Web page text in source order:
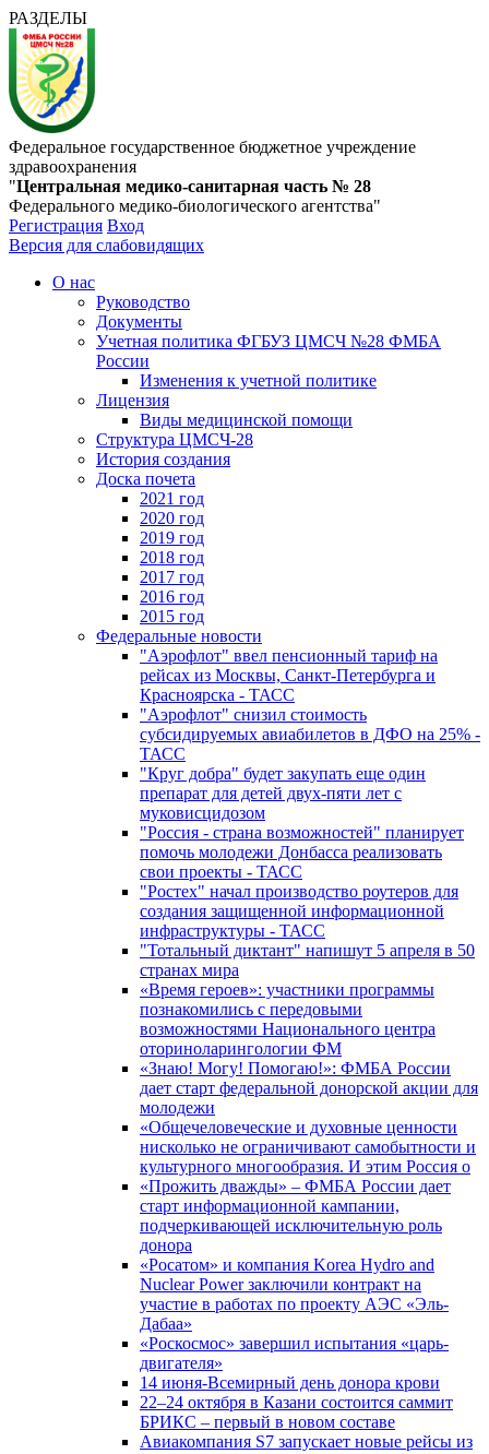
РАЗДЕЛЫ
Федеральное государственное бюджетное учреждение
здравоохранения
"Центральная медико-санитарная часть № 28
Федерального медико-биологического агентства"
Регистрация Вход
Версия для слабовидящих
О нас
Руководство
Документы
Учетная политика ФГБУЗ ЦМСЧ №28 ФМБА
России
Изменения к учетной политике
Лицензия
Виды медицинской помощи
Структура ЦМСЧ-28
История создания
Доска почета
2021 год
2020 год
2019 год
2018 год
2017 год
2016 год
2015 год
Федеральные новости
"Аэрофлот" ввел пенсионный тариф на
рейсах из Москвы, Санкт-Петербурга и
Красноярска - ТАСС
"Аэрофлот" снизил стоимость
субсидируемых авиабилетов в ДФО на 25% -
ТАСС
"Круг добра" будет закупать еще один
препарат для детей двух-пяти лет с
муковисцидозом
"Россия - страна возможностей" планирует
помочь молодежи Донбасса реализовать
свои проекты - ТАСС
"Ростех" начал производство роутеров для
создания защищенной информационной
инфраструктуры - ТАСС
"Тотальный диктант" напишут 5 апреля в 50
странах мира
«Время героев»: участники программы
познакомились с передовыми
возможностями Национального центра
оториноларингологии ФМ
«Знаю! Могу! Помогаю!»: ФМБА России
дает старт федеральной донорской акции для
молодежи
«Общечеловеческие и духовные ценности
нисколько не ограничивают самобытности и
культурного многообразия. И этим Россия о
«Прожить дважды» – ФМБА России дает
старт информационной кампании,
подчеркивающей исключительную роль
донора
«Росатом» и компания Korea Hydro and
Nuclear Power заключили контракт на
участие в работах по проекту АЭС «Эль-
Дабаа»
«Роскосмос» завершил испытания «царь-
двигателя»
14 июня-Всемирный день донора крови
22–24 октября в Казани состоится саммит
БРИКС – первый в новом составе
Авиакомпания S7 запускает новые рейсы из